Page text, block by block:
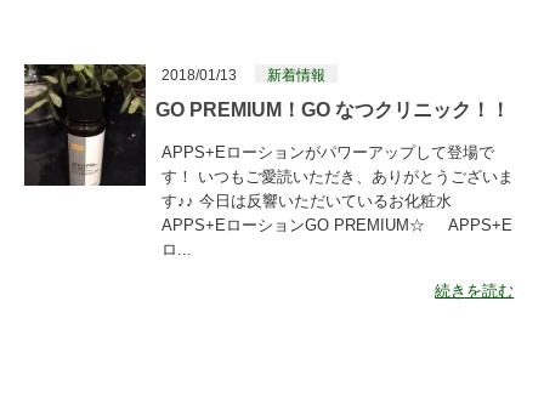
2018/01/13 新着情報
GO PREMIUM！GO なつクリニック！！
APPS+Eローションがパワーアップして登場で
す！ いつもご愛読いただき、ありがとうございま
す♪♪ 今日は反響いただいているお化粧水
APPS+EローションGO PREMIUM☆ APPS+E
ロ...
続きを読む